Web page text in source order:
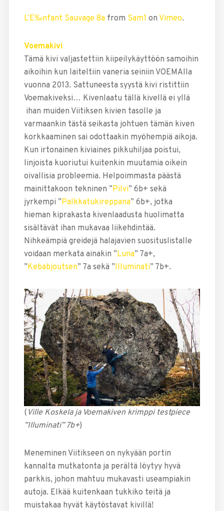
L’E‰nfant Sauvage 8afrom Sam1 on Vimeo.
Voemakivi
Tämä kivi valjastettiin kiipeilykäyttöön samoihin
aikoihin kun laiteltiin vaneria seiniin VOEMAlla
vuonna 2013. Sattuneesta syystä kivi ristittiin
Voemakiveksi… Kivenlaatu tällä kivellä ei yllä
ihan muiden Viitiksen kivien tasolle ja
varmaankin tästä seikasta johtuen tämän kiven
korkkaaminen sai odottaakin myöhempiä aikoja.
Kun irtonainen kiviaines pikkuhiljaa poistui,
linjoista kuoriutui kuitenkin muutamia oikein
oivallisia probleemia. Helpoimmasta päästä
mainittakoon tekninen ”Pilvi” 6b+ sekä
jyrkempi ”Palkkatukireppana” 6b+, jotka
hieman kiprakasta kivenlaadusta huolimatta
sisältävät ihan mukavaa liikehdintää.
Nihkeämpiä greidejä halajavien suosituslistalle
voidaan merkata ainakin ”Luna” 7a+,
”Kebabjoutsen” 7a sekä ”Illuminati” 7b+.
( Ville Koskela ja Voemakiven krimppi testpiece
”Illuminati” 7b+)
Meneminen Viitikseen on nykyään portin
kannalta mutkatonta ja perältä löytyy hyvä
parkkis, johon mahtuu mukavasti useampiakin
autoja. Elkää kuitenkaan tukkiko teitä ja
muistakaa hyvät käytöstavat kivillä!